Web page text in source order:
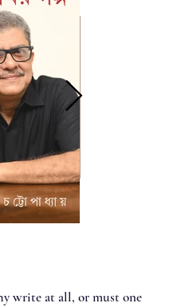
write at all, or must one